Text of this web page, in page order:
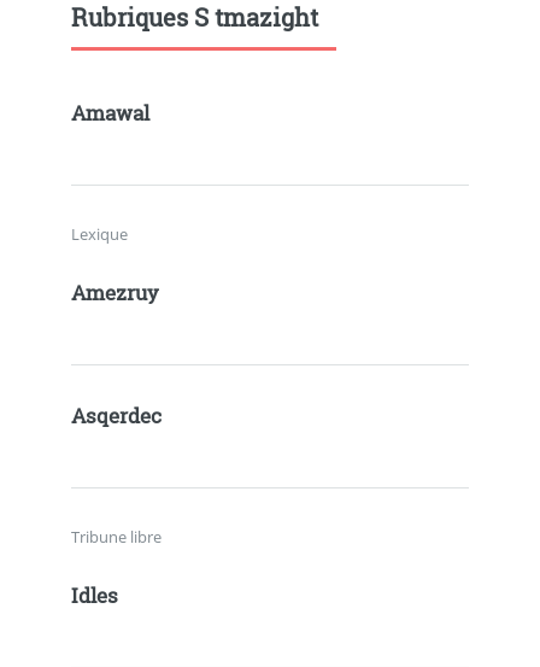
Rubriques S tmazight
Amawal
Lexique
Amezruy
Asqerdec
Tribune libre
Idles